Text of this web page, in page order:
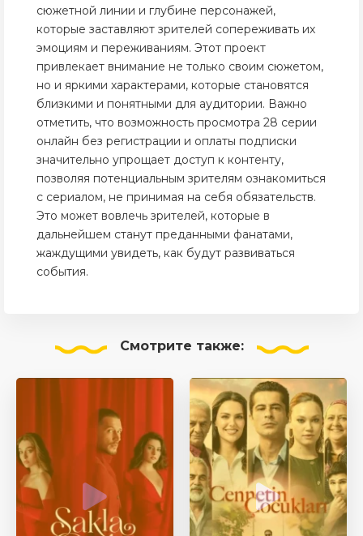
сюжетной линии и глубине персонажей,
которые заставляют зрителей сопереживать их
эмоциям и переживаниям. Этот проект
привлекает внимание не только своим сюжетом,
но и яркими характерами, которые становятся
близкими и понятными для аудитории. Важно
отметить, что возможность просмотра 28 серии
онлайн без регистрации и оплаты подписки
значительно упрощает доступ к контенту,
позволяя потенциальным зрителям ознакомиться
с сериалом, не принимая на себя обязательств.
Это может вовлечь зрителей, которые в
дальнейшем станут преданными фанатами,
жаждущими увидеть, как будут развиваться
события.
Смотрите также: